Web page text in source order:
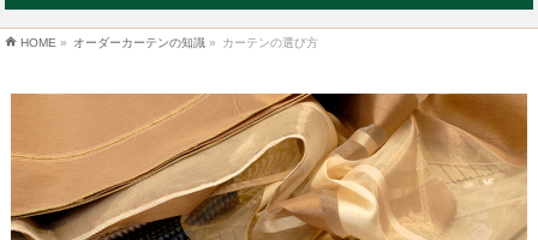
HOME » オーダーカーテンの知識 » カーテンの選び方